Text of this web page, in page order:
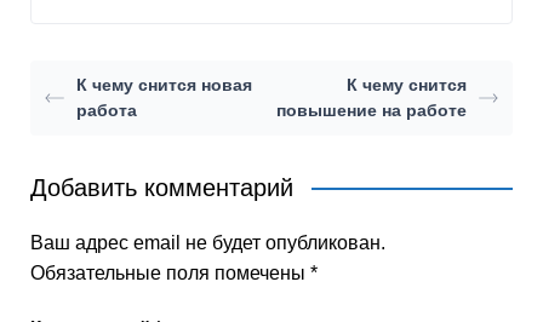
К чему снится новая
работа
К чему снится
повышение на работе
Добавить комментарий
Ваш адрес email не будет опубликован.
Обязательные поля помечены *